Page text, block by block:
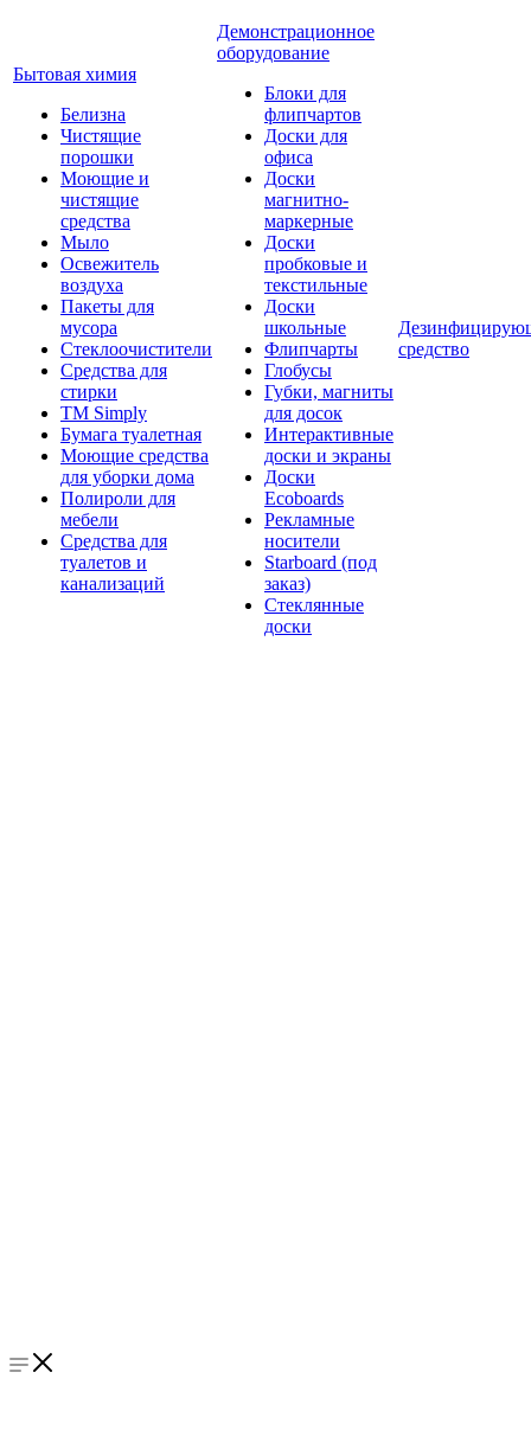
Бытовая химия
Белизна
Чистящие
порошки
Моющие и
чистящие
средства
Мыло
Освежитель
воздуха
Пакеты для
мусора
Стеклоочистители
Средства для
стирки
TM Simply
Бумага туалетная
Моющие средства
для уборки дома
Полироли для
мебели
Средства для
туалетов и
канализаций
Демонстрационное
оборудование
Блоки для
флипчартов
Доски для
офиса
Доски
магнитно-
маркерные
Доски
пробковые и
текстильные
Доски
школьные
Флипчарты
Глобусы
Губки, магниты
для досок
Интерактивные
доски и экраны
Доски
Ecoboards
Рекламные
носители
Starboard (под
заказ)
Стеклянные
доски
средство